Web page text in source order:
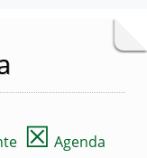
☒ Agenda